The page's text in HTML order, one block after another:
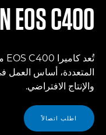
EOS C400
المتعددة، أساس العمل
والإنتاج الافتراضي.
اطلب اتصالاً